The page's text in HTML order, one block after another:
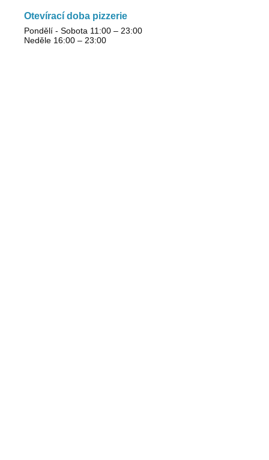
Otevírací doba pizzerie
Pondělí - Sobota 11:00 – 23:00
Neděle 16:00 – 23:00